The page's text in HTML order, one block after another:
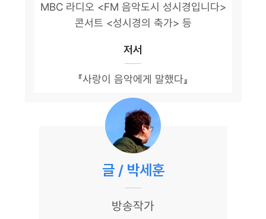
MBC 라디오 <FM 음악도시 성시경입니다>
콘서트 <성시경의 축가> 등
저서
『사랑이 음악에게 말했다』
글 / 박세훈
방송작가